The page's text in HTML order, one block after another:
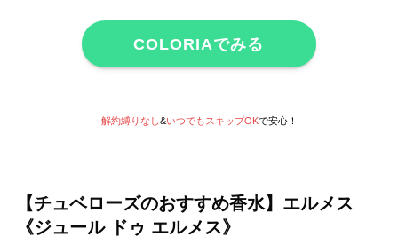
COLORIAでみる
解約縛りなし&いつでもスキップOKで安心！
【チュベローズのおすすめ香水】エルメス
《ジュール ドゥ エルメス》